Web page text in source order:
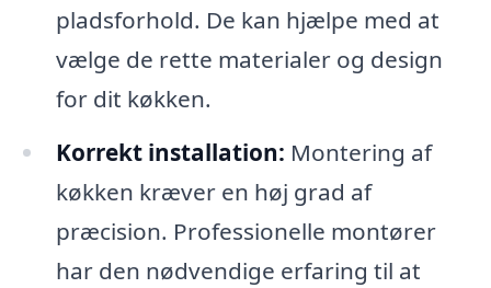
pladsforhold. De kan hjælpe med at
vælge de rette materialer og design
for dit køkken.
Korrekt installation: Montering af
køkken kræver en høj grad af
præcision. Professionelle montører
har den nødvendige erfaring til at